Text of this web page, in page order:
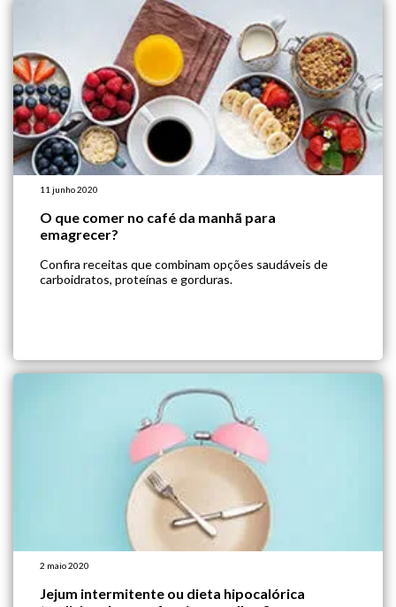
11 junho 2020
O que comer no café da manhã para
emagrecer?
Confira receitas que combinam opções saudáveis de
carboidratos, proteínas e gorduras.
2 maio 2020
Jejum intermitente ou dieta hipocalórica